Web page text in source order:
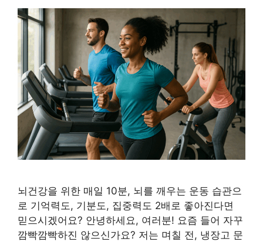
뇌건강을 위한 매일 10분, 뇌를 깨우는 운동 습관으
로 기억력도, 기분도, 집중력도 2배로 좋아진다면
믿으시겠어요? 안녕하세요, 여러분! 요즘 들어 자꾸
깜빡깜빡하진 않으신가요? 저는 며칠 전, 냉장고 문